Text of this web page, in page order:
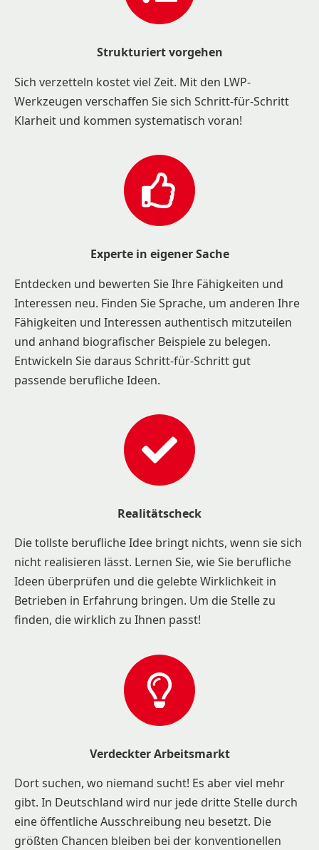
Strukturiert vorgehen
Sich verzetteln kostet viel Zeit. Mit den LWP-
Werkzeugen verschaffen Sie sich Schritt-für-Schritt
Klarheit und kommen systematisch voran!
Experte in eigener Sache
Entdecken und bewerten Sie Ihre Fähigkeiten und
Interessen neu. Finden Sie Sprache, um anderen Ihre
Fähigkeiten und Interessen authentisch mitzuteilen
und anhand biografischer Beispiele zu belegen.
Entwickeln Sie daraus Schritt-für-Schritt gut
passende berufliche Ideen.
Realitätscheck
Die tollste berufliche Idee bringt nichts, wenn sie sich
nicht realisieren lässt. Lernen Sie, wie Sie berufliche
Ideen überprüfen und die gelebte Wirklichkeit in
Betrieben in Erfahrung bringen. Um die Stelle zu
finden, die wirklich zu Ihnen passt!
Verdeckter Arbeitsmarkt
Dort suchen, wo niemand sucht! Es aber viel mehr
gibt. In Deutschland wird nur jede dritte Stelle durch
eine öffentliche Ausschreibung neu besetzt. Die
größten Chancen bleiben bei der konventionellen